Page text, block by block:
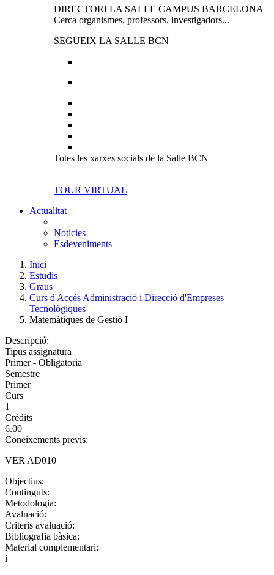
DIRECTORI LA SALLE CAMPUS BARCELONA
Cerca organismes, professors, investigadors...
SEGUEIX LA SALLE BCN
Totes les xarxes socials de la Salle BCN
TOUR VIRTUAL
Actualitat
Notícies
Esdeveniments
Inici
Estudis
Graus
Curs d'Accés Administració i Direcció d'Empreses
Tecnològiques
Matemàtiques de Gestió I
Descripció:
Tipus assignatura
Primer - Obligatoria
Semestre
Primer
Curs
1
Crèdits
6.00
Coneixements previs:
VER AD010
Objectius:
Continguts:
Metodologia:
Avaluació:
Criteris avaluació:
Bibliografia bàsica:
Material complementari:
i